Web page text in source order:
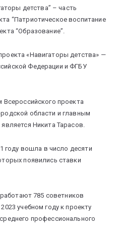
детства” – часть
“Патриотическое воспитание
“Образование”.
«Навигаторы детства» —
Федерации и ФГБУ
проекта
области и главным
Никита Тарасов.
году вошла в число десяти
появились ставки
785 советников
учебном году к проекту
профессионального